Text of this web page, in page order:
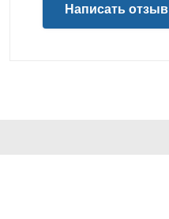
Написать отзыв